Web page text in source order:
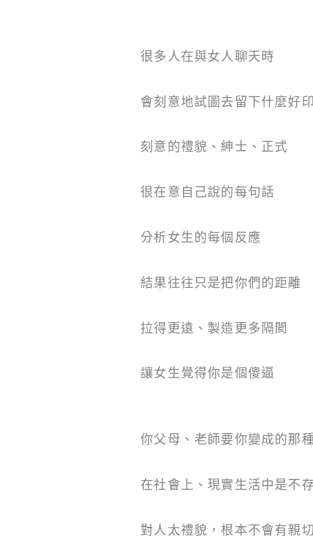
很多人在與女人聊天時
會刻意地試圖去留下什麼好
刻意的禮貌、紳士、正式
很在意自己說的每句話
分析女生的每個反應
結果往往只是把你們的距離
拉得更遠、製造更多隔閡
讓女生覺得你是個傻逼
你父母、老師要你變成的那
在社會上、現實生活中是不
對人太禮貌，根本不會有親